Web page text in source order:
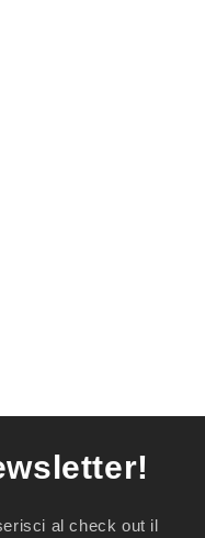
al check out il